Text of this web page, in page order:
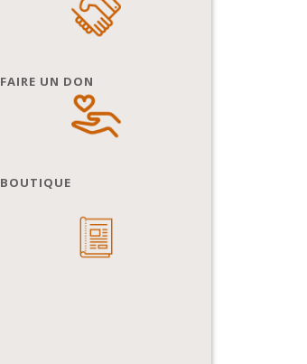
FAIRE UN DON
BOUTIQUE